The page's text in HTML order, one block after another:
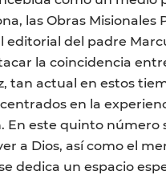
las Obras
editorial del padre
la coincidencia
tan actual en estos
en la
En este quinto
a Dios, así como el
dedica un espacio